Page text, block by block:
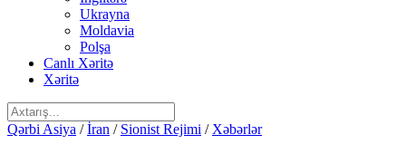
Ukrayna
Moldavia
Polşa
Canlı Xəritə
Xəritə
Qərbi Asiya /İran / Sionist Rejimi / Xəbərlər